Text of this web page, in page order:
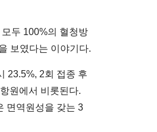
두 100%의 혈청방
보였다는 이야기다.
23.5%, 2회 접종 후
원에서 비롯된다.
면역원성을 갖는 3